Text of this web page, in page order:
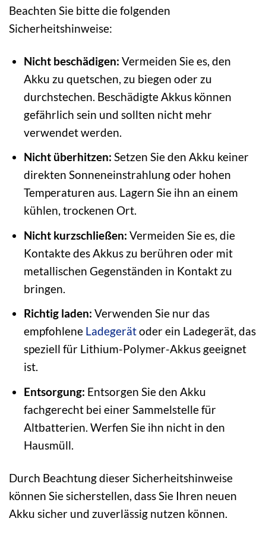
Beachten Sie bitte die folgenden
Sicherheitshinweise:
Nicht beschädigen: Vermeiden Sie es, den
Akku zu quetschen, zu biegen oder zu
durchstechen. Beschädigte Akkus können
gefährlich sein und sollten nicht mehr
verwendet werden.
Nicht überhitzen: Setzen Sie den Akku keiner
direkten Sonneneinstrahlung oder hohen
Temperaturen aus. Lagern Sie ihn an einem
kühlen, trockenen Ort.
Nicht kurzschließen: Vermeiden Sie es, die
Kontakte des Akkus zu berühren oder mit
metallischen Gegenständen in Kontakt zu
bringen.
Richtig laden: Verwenden Sie nur das
empfohlene Ladegerätoder ein Ladegerät, das
speziell für Lithium-Polymer-Akkus geeignet
ist.
Entsorgung: Entsorgen Sie den Akku
fachgerecht bei einer Sammelstelle für
Altbatterien. Werfen Sie ihn nicht in den
Hausmüll.
Durch Beachtung dieser Sicherheitshinweise
können Sie sicherstellen, dass Sie Ihren neuen
Akku sicher und zuverlässig nutzen können.